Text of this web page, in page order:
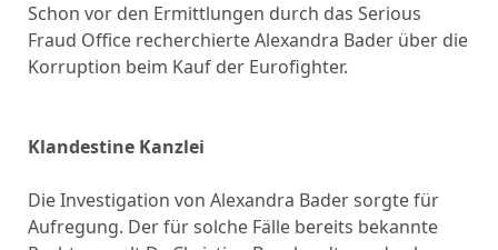
Schon vor den Ermittlungen durch das Serious
Fraud Office recherchierte Alexandra Bader über die
Korruption beim Kauf der Eurofighter.
Klandestine Kanzlei
Die Investigation von Alexandra Bader sorgte für
Aufregung. Der für solche Fälle bereits bekannte